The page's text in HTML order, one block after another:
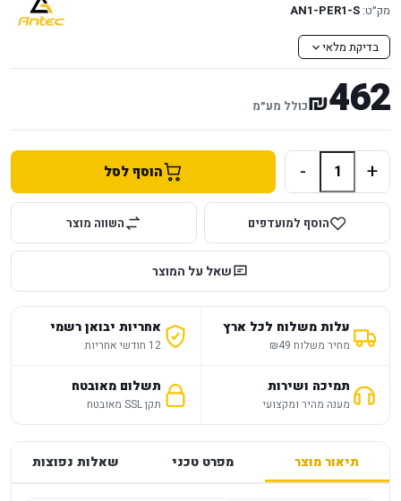
מק״ט: AN1-PER1-S
בדיקת מלאי
462
₪כולל מע״מ
+
- הוסף לסל
הוסף למועדפים השווה מוצר
שאל על המוצר
עלות משלוח לכל ארץ
מחיר משלוח ₪49
אחריות יבואן רשמי
12 חודשי אחריות
תמיכה ושירות
מענה מהיר ומקצועי
תשלום מאובטח
תקן SSL מאובטח
תיאור מוצר מפרט טכני שאלות נפוצות